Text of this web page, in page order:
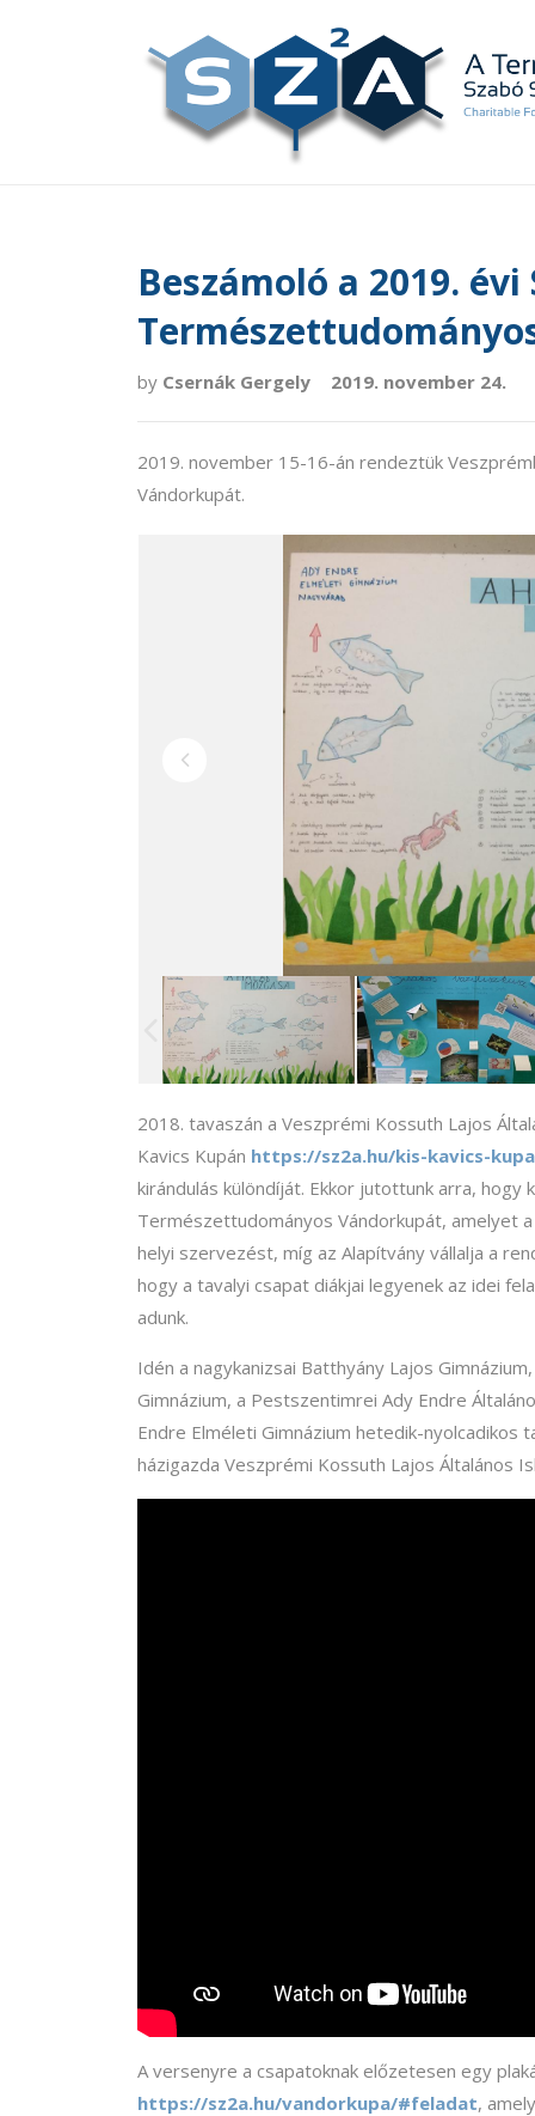
Beszámoló a 2019. évi
by Csernák Gergely 2019. november 24.
2019. november 15-16-án rendeztük
Vándorkupát.
2018. tavaszán a Veszprémi Kossuth Lajos
Kavics Kupán https://sz2a.hu/kis-kavics-
kirándulás különdíját. Ekkor jutottunk arra, hogy
Természettudományos Vándorkupát, amelyet
helyi szervezést, míg az Alapítvány vállalja a
hogy a tavalyi csapat diákjai legyenek az idei
adunk.
Idén a nagykanizsai Batthyány Lajos
Gimnázium, a Pestszentimrei Ady Endre
Endre Elméleti Gimnázium hetedik-
házigazda Veszprémi Kossuth Lajos Általános
A versenyre a csapatoknak előzetesen egy
https://sz2a.hu/vandorkupa/#feladat,